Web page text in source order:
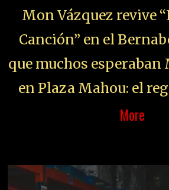
Mon Vázquez revive
Canción” en el
que muchos esperaban
en Plaza Mahou: el
More